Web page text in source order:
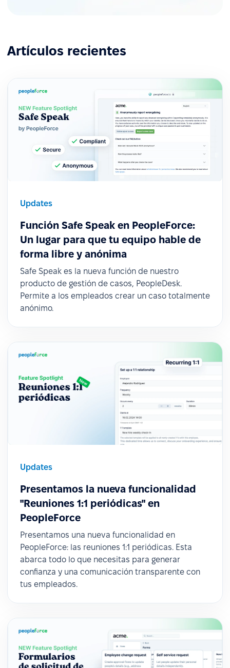
Artículos recientes
Updates
Función Safe Speak en PeopleForce:
Un lugar para que tu equipo hable de
forma libre y anónima
Safe Speak es la nueva función de nuestro
producto de gestión de casos, PeopleDesk.
Permite a los empleados crear un caso totalmente
anónimo.
Updates
Presentamos la nueva funcionalidad
"Reuniones 1:1 periódicas" en
PeopleForce
Presentamos una nueva funcionalidad en
PeopleForce: las reuniones 1:1 periódicas. Esta
abarca todo lo que necesitas para generar
confianza y una comunicación transparente con
tus empleados.